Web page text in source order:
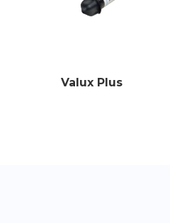
Valux Plus